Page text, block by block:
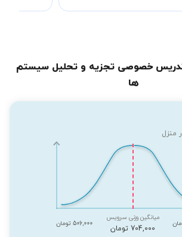
خصوصی تجزیه و تحلیل سیستم
ها
منزل
میانگین وزنی سرویس
704,000 تومان
506,000 تومان